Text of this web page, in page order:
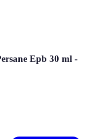
Epb 30 ml -